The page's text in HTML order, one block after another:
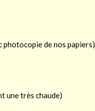
de nos papiers)
une très chaude)